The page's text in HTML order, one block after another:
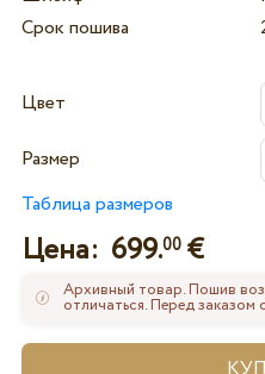
Срок пошива
Цвет
Размер
Таблица размеров
Цена: 699.00€
Архивный товар. Пошив
отличаться. Перед заказом